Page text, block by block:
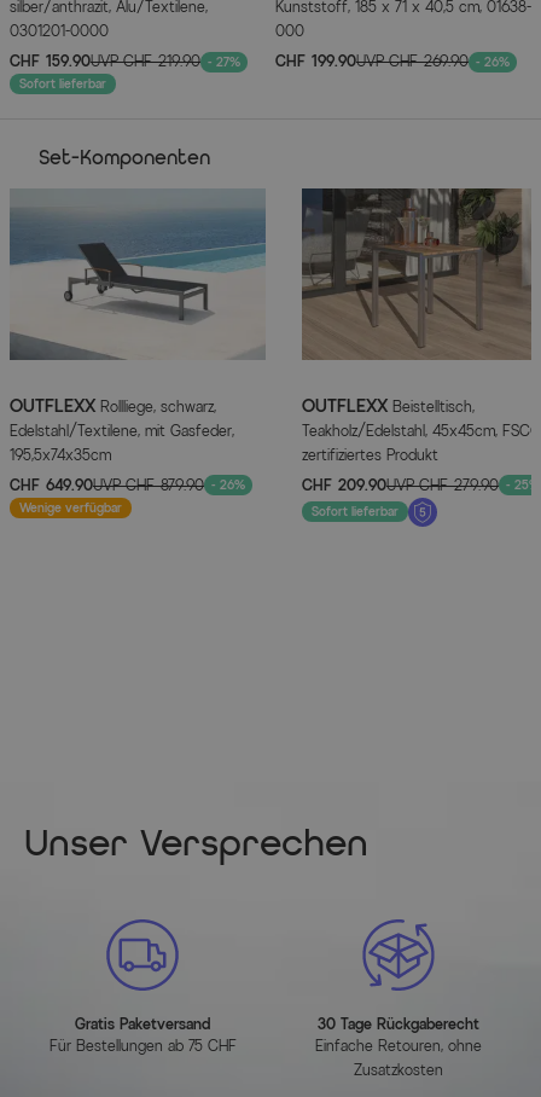
Hauptfarbe Schwarz
Farbe Gestell Silber
Herstellerinformationen
MEHR INFOS HIER
silber/anthrazit, Alu/Textilene,
0301201-0000
CHF 159.90UVPCHF 219.90 - 27%
Sofort lieferbar
Kunststoff, 185 x 71 x 40,5 cm, 01638-
000
CHF 199.90UVPCHF 269.90 - 26%
Set-Komponenten
OUTFLEXX Rollliege, schwarz,
Edelstahl/Textilene, mit Gasfeder,
195,5x74x35cm
CHF 649.90UVPCHF 879.90 - 26%
Wenige verfügbar
OUTFLEXX Beistelltisch,
Teakholz/Edelstahl, 45x45cm,
zertifiziertes Produkt
CHF 209.90UVPCHF 279.90 - 25%
Sofort lieferbar
Unser Versprechen
Gratis Paketversand
Für Bestellungen ab 75 CHF
30 Tage Rückgaberecht
Einfache Retouren, ohne
Zusatzkosten